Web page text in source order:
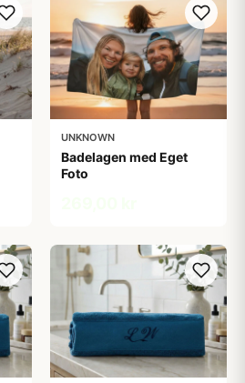
UNKNOWN
Badelagen med Eget
Foto